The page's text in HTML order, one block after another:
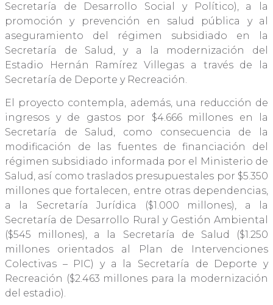
Secretaría de Desarrollo Social y Político), a la
promoción y prevención en salud pública y al
aseguramiento del régimen subsidiado en la
Secretaría de Salud, y a la modernización del
Estadio Hernán Ramírez Villegas a través de la
Secretaría de Deporte y Recreación.
El proyecto contempla, además, una reducción de
ingresos y de gastos por $4.666 millones en la
Secretaría de Salud, como consecuencia de la
modificación de las fuentes de financiación del
régimen subsidiado informada por el Ministerio de
Salud, así como traslados presupuestales por $5.350
millones que fortalecen, entre otras dependencias,
a la Secretaría Jurídica ($1.000 millones), a la
Secretaría de Desarrollo Rural y Gestión Ambiental
($545 millones), a la Secretaría de Salud ($1.250
millones orientados al Plan de Intervenciones
Colectivas – PIC) y a la Secretaría de Deporte y
Recreación ($2.463 millones para la modernización
del estadio).